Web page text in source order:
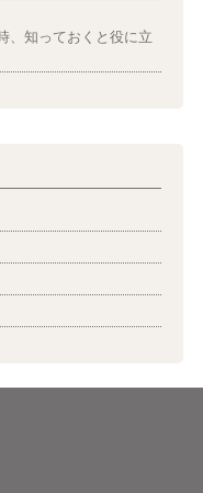
、知っておくと役に立